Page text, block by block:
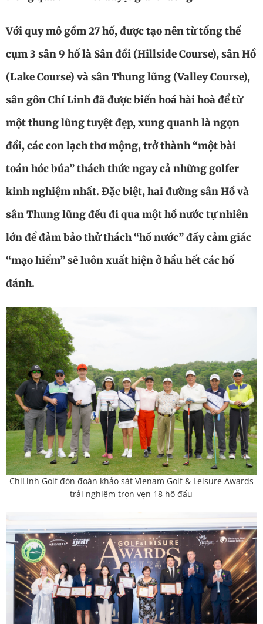
Với quy mô gồm 27 hố, được tạo nên từ tổng thể
cụm 3 sân 9 hố là Sân đồi (Hillside Course), sân Hồ
(Lake Course) và sân Thung lũng (Valley Course),
sân gôn Chí Linh đã được biến hoá hài hoà để từ
một thung lũng tuyệt đẹp, xung quanh là ngọn
đồi, các con lạch thơ mộng, trở thành “một bài
toán hóc búa” thách thức ngay cả những golfer
kinh nghiệm nhất. Đặc biệt, hai đường sân Hồ và
sân Thung lũng đều đi qua một hồ nước tự nhiên
lớn để đảm bảo thử thách “hồ nước” đầy cảm giác
“mạo hiểm” sẽ luôn xuất hiện ở hầu hết các hố
đánh.
ChiLinh Golf đón đoàn khảo sát Vienam Golf & Leisure Awards
trải nghiệm trọn vẹn 18 hố đấu